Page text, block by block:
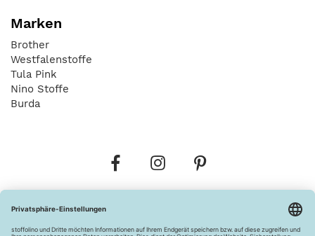
Marken
Brother
Westfalenstoffe
Tula Pink
Nino Stoffe
Burda